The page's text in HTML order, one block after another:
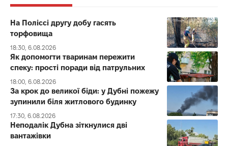
На Поліссі другу добу гасять
торфовища
18:30, 6.08.2026
Як допомогти тваринам пережити
спеку: прості поради від патрульних
18:00, 6.08.2026
За крок до великої біди: у Дубні пожежу
зупинили біля житлового будинку
17:30, 6.08.2026
Неподалік Дубна зіткнулися дві
вантажівки